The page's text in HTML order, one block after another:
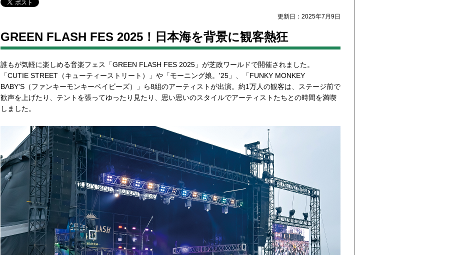
更新日：2025年7月9日
GREEN FLASH FES 2025！日本海を背景に観客熱狂
誰もが気軽に楽しめる音楽フェス「GREEN FLASH FES 2025」が芝政ワールドで開催されました。
「CUTIE STREET（キューティーストリート）」や「モーニング娘。'25」、「FUNKY MONKEY
BΛBY'S（ファンキーモンキーベイビーズ）」ら8組のアーティストが出演。約1万人の観客は、ステージ前で
歓声を上げたり、テントを張ってゆったり見たり、思い思いのスタイルでアーティストたちとの時間を満喫
しました。